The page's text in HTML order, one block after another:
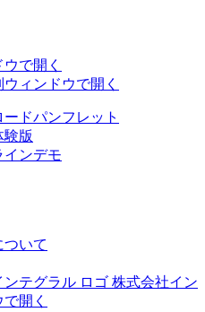
パンフレット
験版
インデモ
ついて
株式会社イン